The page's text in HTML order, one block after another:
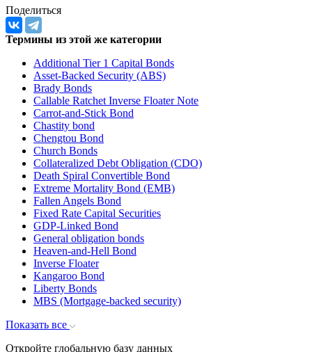
Поделиться
Термины из этой же категории
Additional Tier 1 Capital Bonds
Asset-Backed Security (ABS)
Brady Bonds
Callable Ratchet Inverse Floater Note
Carrot-and-Stick Bond
Chastity bond
Chengtou Bond
Church Bonds
Collateralized Debt Obligation (CDO)
Death Spiral Convertible Bond
Extreme Mortality Bond (EMB)
Fallen Angels Bond
Fixed Rate Capital Securities
GDP-Linked Bond
General obligation bonds
Heaven-and-Hell Bond
Inverse Floater
Kangaroo Bond
Liberty Bonds
MBS (Mortgage-backed security)
Показать все
Откройте глобальную базу данных